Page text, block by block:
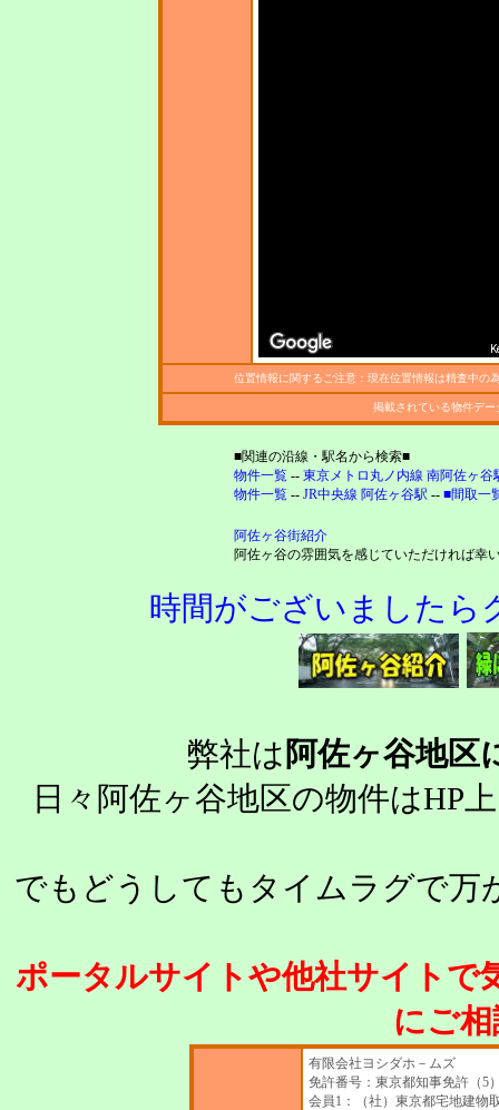
位置情報に関するご注意：現在位置情報は精査中の
掲載されている物件デ
■関連の沿線・駅名から検索■
物件一覧 -- 東京メトロ丸ノ内線 南阿佐ヶ谷
物件一覧 -- JR中央線 阿佐ヶ谷駅 -- ■間取一
阿佐ヶ谷街紹介
阿佐ヶ谷の雰囲気を感じていただければ幸
時間がございましたら
弊社は 阿佐ヶ谷地区
日々阿佐ヶ谷地区の物件はHP
でもどうしてもタイムラグで万
ポータルサイトや他社サイトで
にご
有限会社ヨシダホ－ムズ
免許番号：東京都知事免許（5
会員1：（社）東京都宅地建物